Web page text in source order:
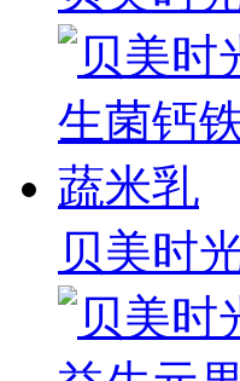
贝美时